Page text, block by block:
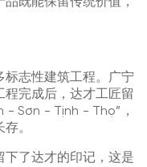
志性建筑工程。广宁
完成后，达才工匠留
- Sơn - Tịnh - Thọ”，
。
了达才的印记，这是